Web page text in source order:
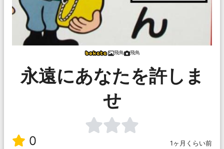
飛鳥 飛鳥
永遠にあなたを許しま
せ
0 1ヶ月くらい前